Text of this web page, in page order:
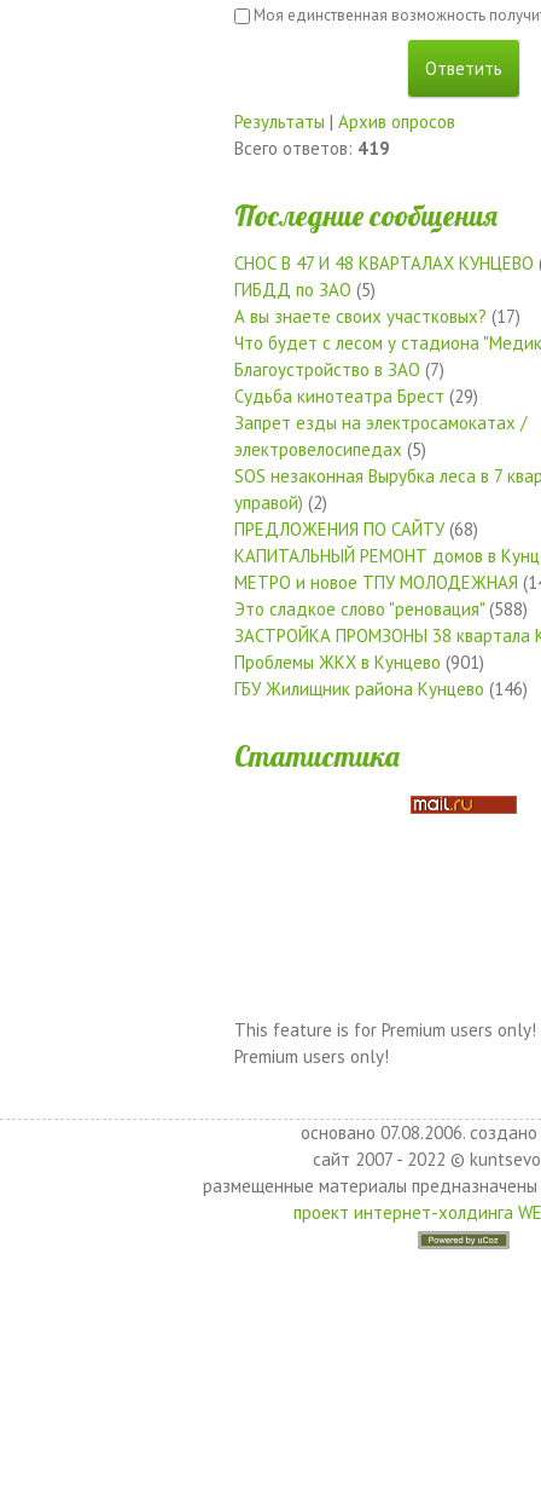
Моя единственная возможность
Результаты | Архив опросов
Всего ответов: 419
Последние сообщения
СНОС В 47 И 48 КВАРТАЛАХ КУНЦЕВО
ГИБДД по ЗАО (5)
А вы знаете своих участковых? (17)
Что будет с лесом у стадиона
Благоустройство в ЗАО (7)
Судьба кинотеатра Брест (29)
Запрет езды на электросамокатах /
электровелосипедах (5)
SOS незаконная Вырубка леса в 7
управой) (2)
ПРЕДЛОЖЕНИЯ ПО САЙТУ(68)
КАПИТАЛЬНЫЙ РЕМОНТ домов в
МЕТРО и новое ТПУ МОЛОДЕЖНАЯ
Это сладкое слово "реновация" (588)
ЗАСТРОЙКА ПРОМЗОНЫ 38 квартала
Проблемы ЖКХ в Кунцево (901)
ГБУ Жилищник района Кунцево (146)
Статистика
This feature is for Premium users only!
Premium users only!
основано 07.08.2006.
сайт 2007 - 2022 ©
размещенные материалы
проект интернет-холдинга